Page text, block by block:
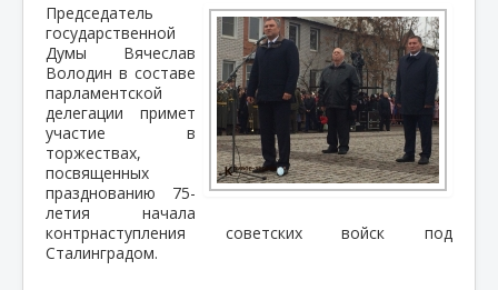
Председатель
государственной
Думы Вячеслав
Володин в составе
парламентской
делегации примет
участие в
торжествах,
посвященных
празднованию 75-
летия начала
контрнаступления советских войск под
Сталинградом.